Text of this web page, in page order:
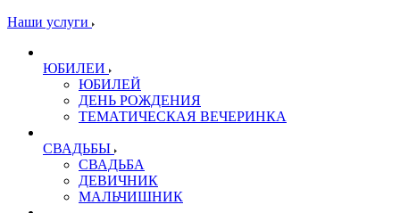
Наши услуги
ЮБИЛЕИ
ЮБИЛЕЙ
ДЕНЬ РОЖДЕНИЯ
ТЕМАТИЧЕСКАЯ ВЕЧЕРИНКА
СВАДЬБЫ
СВАДЬБА
ДЕВИЧНИК
МАЛЬЧИШНИК